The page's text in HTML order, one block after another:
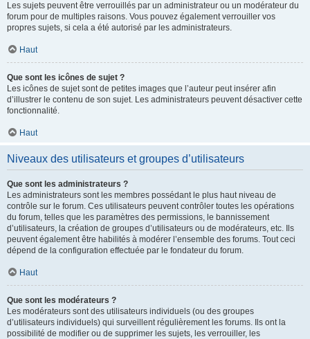
Les sujets peuvent être verrouillés par un administrateur ou un modérateur du
forum pour de multiples raisons. Vous pouvez également verrouiller vos
propres sujets, si cela a été autorisé par les administrateurs.
Haut
Que sont les icônes de sujet ?
Les icônes de sujet sont de petites images que l’auteur peut insérer afin
d’illustrer le contenu de son sujet. Les administrateurs peuvent désactiver cette
fonctionnalité.
Haut
Niveaux des utilisateurs et groupes d’utilisateurs
Que sont les administrateurs ?
Les administrateurs sont les membres possédant le plus haut niveau de
contrôle sur le forum. Ces utilisateurs peuvent contrôler toutes les opérations
du forum, telles que les paramètres des permissions, le bannissement
d’utilisateurs, la création de groupes d’utilisateurs ou de modérateurs, etc. Ils
peuvent également être habilités à modérer l’ensemble des forums. Tout ceci
dépend de la configuration effectuée par le fondateur du forum.
Haut
Que sont les modérateurs ?
Les modérateurs sont des utilisateurs individuels (ou des groupes
d’utilisateurs individuels) qui surveillent régulièrement les forums. Ils ont la
possibilité de modifier ou de supprimer les sujets, les verrouiller, les